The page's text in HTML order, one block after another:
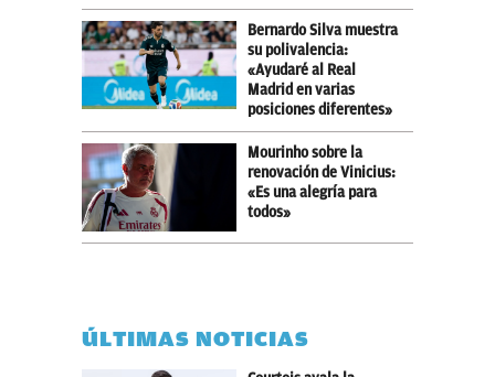
Bernardo Silva muestra
su polivalencia:
«Ayudaré al Real
Madrid en varias
posiciones diferentes»
Mourinho sobre la
renovación de Vinicius:
«Es una alegría para
todos»
ÚLTIMAS NOTICIAS